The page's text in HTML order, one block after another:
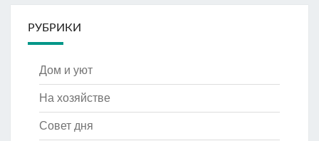
РУБРИКИ
Дом и уют
На хозяйстве
Совет дня